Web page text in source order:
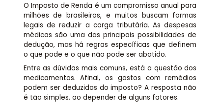
O Imposto de Renda é um compromisso anual para
milhões de brasileiros, e muitos buscam formas
legais de reduzir a carga tributária. As despesas
médicas são uma das principais possibilidades de
dedução, mas há regras específicas que definem
o que pode e o que não pode ser abatido.
Entre as dúvidas mais comuns, está a questão dos
medicamentos. Afinal, os gastos com remédios
podem ser deduzidos do imposto? A resposta não
é tão simples, ao depender de alguns fatores.